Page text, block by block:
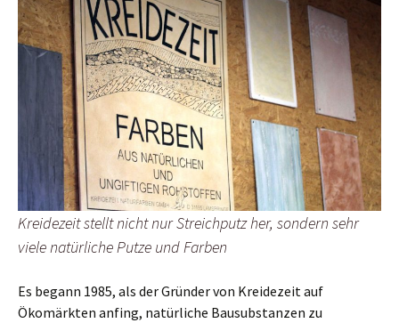
Kreidezeit stellt nicht nur Streichputz her, sondern sehr
viele natürliche Putze und Farben
Es begann 1985, als der Gründer von Kreidezeit auf
Ökomärkten anfing, natürliche Bausubstanzen zu